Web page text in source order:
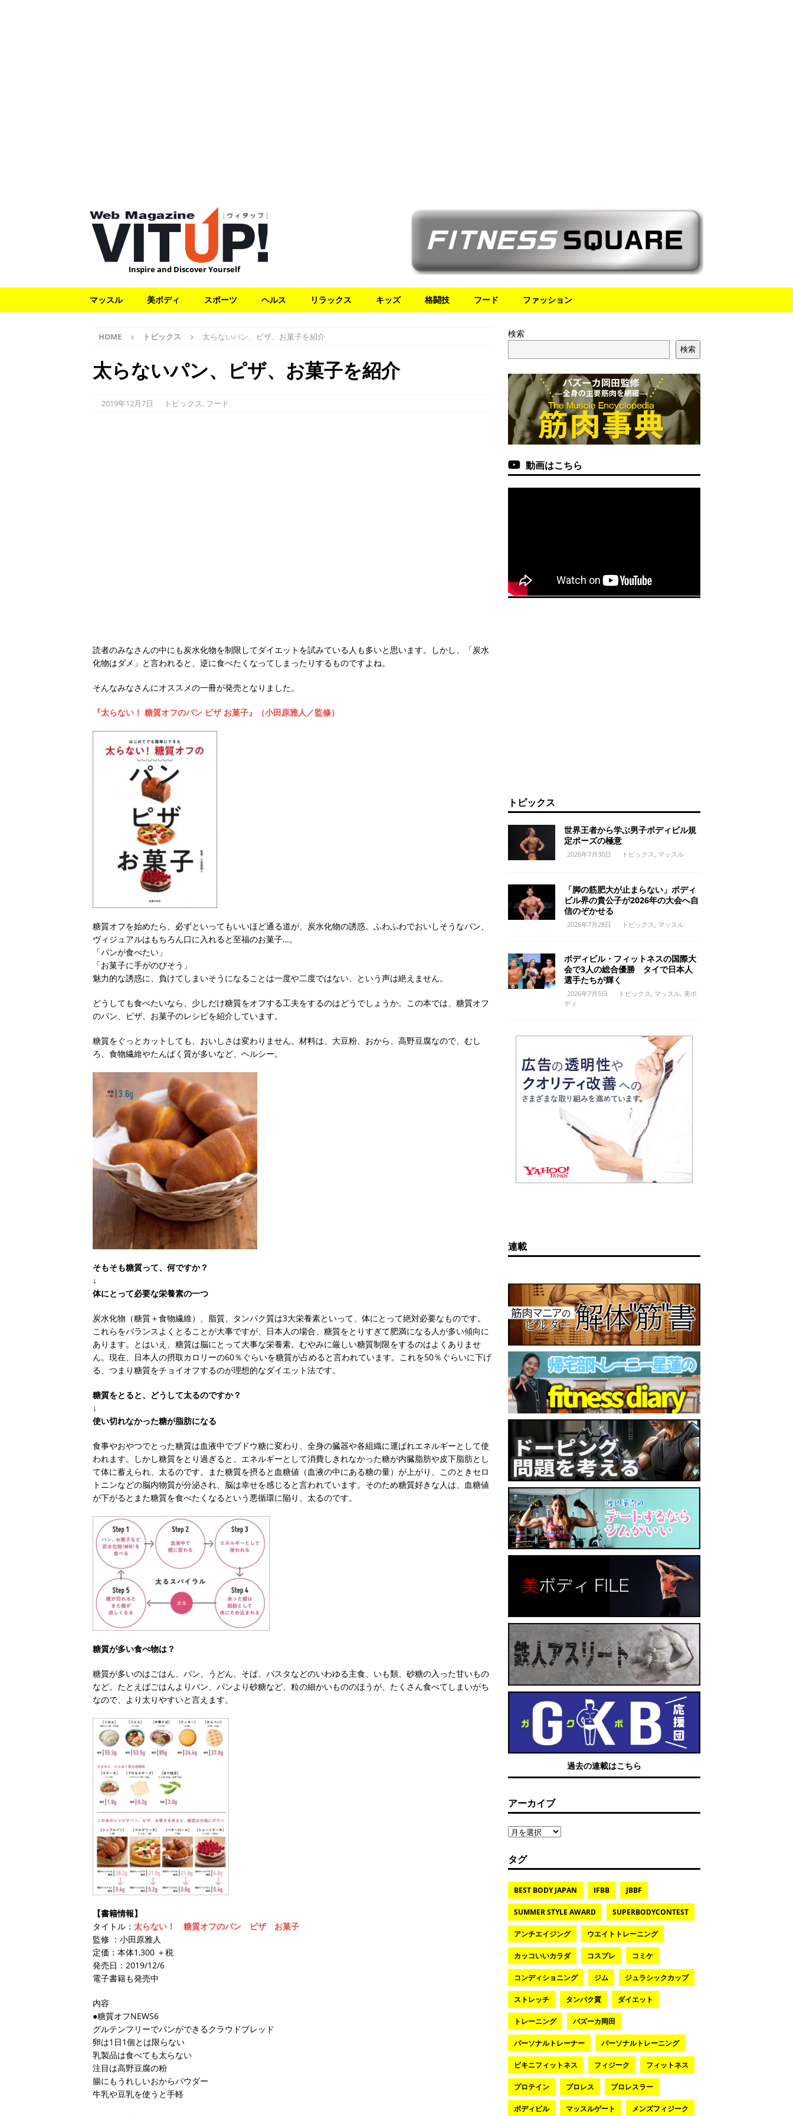
Inspire and Discover Yourself
マッスル 美ボディ スポーツ ヘルス リラックス キッズ 格闘技 フード ファッション
HOME トピックス 太らないパン、ピザ、お菓子を紹介
太らないパン、ピザ、お菓子を紹介
2019年12月7日 トピックス, フード
読者のみなさんの中にも炭水化物を制限してダイエットを試みている人も多いと思います。しかし、「炭水
化物はダメ」と言われると、逆に食べたくなってしまったりするものですよね。
そんなみなさんにオススメの一冊が発売となりました。
『太らない！ 糖質オフのパン ピザ お菓子』（小田原雅人／監修）
糖質オフを始めたら、必ずといってもいいほど通る道が、炭水化物の誘惑。ふわふわでおいしそうなパン、
ヴィジュアルはもちろん口に入れると至福のお菓子…。
「パンが食べたい」
「お菓子に手がのびそう」
魅力的な誘惑に、負けてしまいそうになることは一度や二度ではない、という声は絶えません。
どうしても食べたいなら、少しだけ糖質をオフする工夫をするのはどうでしょうか。この本では、糖質オフ
のパン、ピザ、お菓子のレシピを紹介しています。
糖質をぐっとカットしても、おいしさは変わりません。材料は、大豆粉、おから、高野豆腐なので、むし
ろ、食物繊維やたんぱく質が多いなど、ヘルシー。
そもそも糖質って、何ですか？
↓
体にとって必要な栄養素の一つ
炭水化物（糖質＋食物繊維）、脂質、タンパク質は3大栄養素といって、体にとって絶対必要なものです。
これらをバランスよくとることが大事ですが、日本人の場合、糖質をとりすぎて肥満になる人が多い傾向に
あります。とはいえ、糖質は脳にとって大事な栄養素。むやみに厳しい糖質制限をするのはよくありませ
ん。現在、日本人の摂取カロリーの60％ぐらいを糖質が占めると言われています。これを50％ぐらいに下げ
る、つまり糖質をチョイオフするのが理想的なダイエット法です。
糖質をとると、どうして太るのですか？
↓
使い切れなかった糖が脂肪になる
食事やおやつでとった糖質は血液中でブドウ糖に変わり、全身の臓器や各組織に運ばれエネルギーとして使
われます。しかし糖質をとり過ぎると、エネルギーとして消費しきれなかった糖が内臓脂肪や皮下脂肪とし
て体に蓄えられ、太るのです。また糖質を摂ると血糖値（血液の中にある糖の量）が上がり、このときセロ
トニンなどの脳内物質が分泌され、脳は幸せを感じると言われています。そのため糖質好きな人は、血糖値
が下がるとまた糖質を食べたくなるという悪循環に陥り、太るのです。
糖質が多い食べ物は？
糖質が多いのはごはん、パン、うどん、そば、パスタなどのいわゆる主食、いも類、砂糖の入った甘いもの
など。たとえばごはんよりパン、パンより砂糖など、粒の細かいもののほうが、たくさん食べてしまいがち
なので、より太りやすいと言えます。
【書籍情報】
タイトル： 太らない！ 糖質オフのパン ピザ お菓子
監修 ：小田原雅人
定価：本体1,300 ＋税
発売日：2019/12/6
電子書籍も発売中
内容
●糖質オフNEWS6
グルテンフリーでパンができるクラウドブレッド
卵は1日1個とは限らない
乳製品は食べても太らない
注目は高野豆腐の粉
腸にもうれしいおからパウダー
牛乳や豆乳を使うと手軽
検索
検索
動画はこちら
トピックス
世界王者から学ぶ男子ボディビル規
定ポーズの極意
2026年7月30日 トピックス マッスル
「脚の筋肥大が止まらない」ボディ
ビル界の貴公子が2026年の大会へ自
信のぞかせる
2026年7月28日 トピックス マッスル
ボディビル・フィットネスの国際大
会で3人の総合優勝 タイで日本人
選手たちが輝く
2026年7月5日 トピックス マッスル, 美ボ
ディ
連載
過去の連載はこちら
アーカイブ
タグ
BEST BODY JAPAN IFBB JBBF
SUMMER STYLE AWARD SUPERBODYCONTEST
アンチエイジング ウエイトトレーニング
カッコいいカラダ コスプレ コミケ
コンディショニング ジム ジュラシックカップ
ストレッチ タンパク質 ダイエット
トレーニング バズーカ岡田
パーソナルトレーナー パーソナルトレーニング
ビキニフィットネス フィジーク フィットネス
プロテイン プロレス プロレスラー
ボディビル マッスルゲート メンズフィジーク